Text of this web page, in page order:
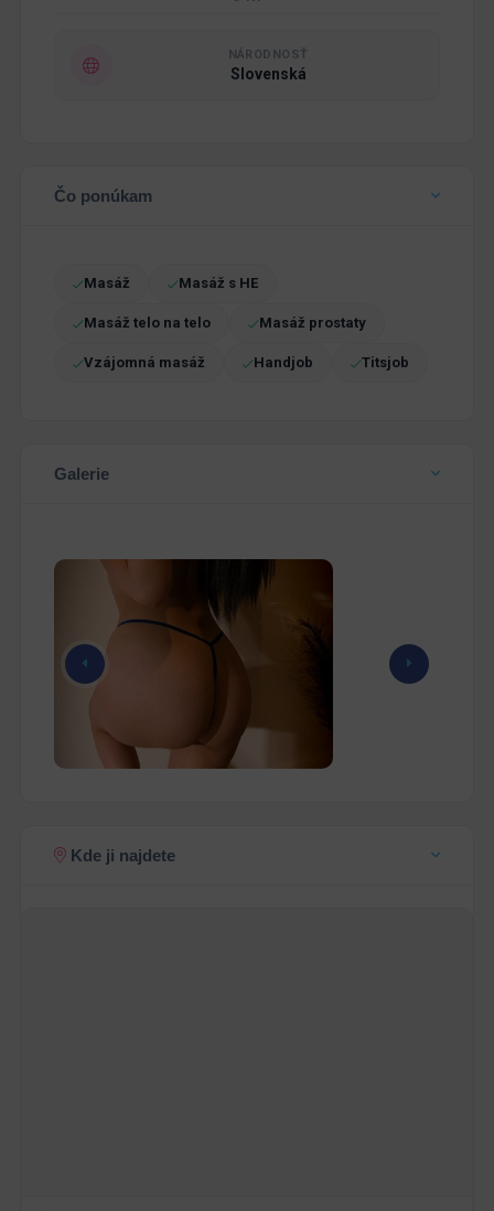
NÁRODNOSŤ
Slovenská
Čo ponúkam
Masáž Masáž s HE
Masáž telo na telo Masáž prostaty
Vzájomná masáž Handjob Titsjob
Galerie
Kde ji najdete